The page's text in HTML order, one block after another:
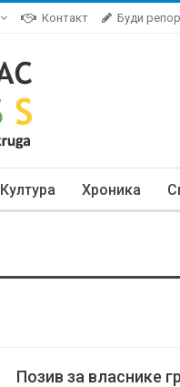
Контакт Буди
Култура Хроника
Позив за власнике